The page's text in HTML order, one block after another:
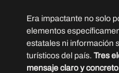
Era impactante no solo
elementos
estatales ni información
turísticos del país. Tres
mensaje claro y